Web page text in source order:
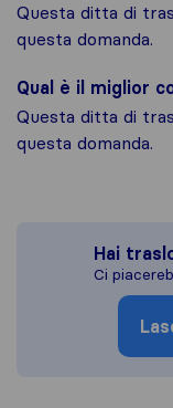
Questa ditta di
questa domanda.
Qual è il miglior
Questa ditta di
questa domanda.
Hai
Ci